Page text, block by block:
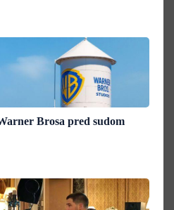
Brosa pred sudom